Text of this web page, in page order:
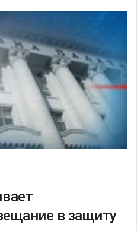
в защиту